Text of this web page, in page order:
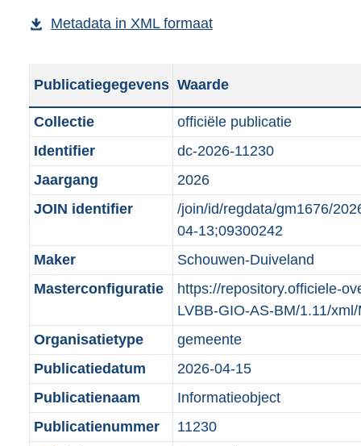
b
i
a
i
e
i
o
r
a
a
t
o
t
e
6
K
b
u
l
c
t
i
e
n
f
o
m
a
a
t
r
o
t
:
o
n
k
e
d
Metadata in XML formaat
t
a
n
d
g
r
o
o
t
e
:
2
K
b
Publicatiegegevens Waarde
Collectie
officiële publicatie
Identifier
dc-2026-11230
Jaargang
2026
JOIN identifier
/join/id/regdata/gm1676/
04-13;09300242
Maker
Schouwen-Duiveland
Masterconfiguratie
https://repository.officiele-
LVBB-GIO-AS-BM/1.11/
Organisatietype
gemeente
Publicatiedatum
2026-04-15
Publicatienaam
Informatieobject
Publicatienummer
11230